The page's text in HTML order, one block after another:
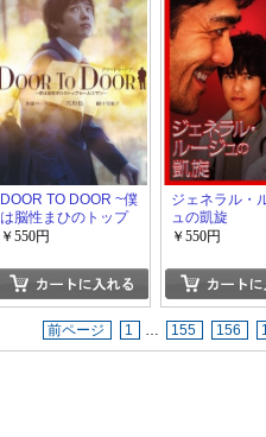
DOOR TO DOOR ~僕
は脳性まひのトップ
セールスマン~
￥550円
ジェネラル・
ュの凱旋
￥550円
前ページ 1 … 155 156